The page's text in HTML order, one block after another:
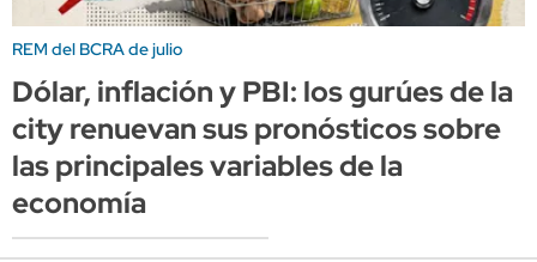
REM del BCRA de julio
Dólar, inflación y PBI: los gurúes de la
city renuevan sus pronósticos sobre
las principales variables de la
economía